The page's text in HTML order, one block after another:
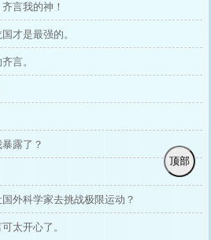
言我的神！
才是最强的。
言。
露了？
外科学家去挑战极限运动？
太开心了。
顶部